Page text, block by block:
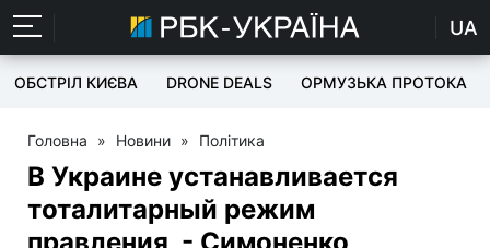
UA
ОБСТРІЛ КИЄВА DRONE DEALS ОРМУЗЬКА ПРОТОКА
Головна » Новини » Політика
В Украине устанавливается
тоталитарный режим